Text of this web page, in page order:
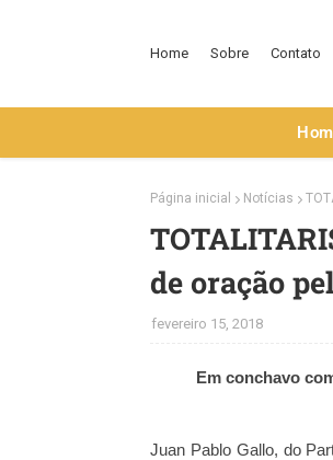
Home Sobre Contato
Página inicial Notícias
de oração
fevereiro 15, 2018
Em conchavo
Juan Pablo Gallo, do